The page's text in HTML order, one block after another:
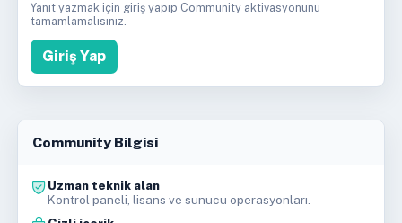
Yanıt yazmak için giriş yapıp Community aktivasyonunu
tamamlamalısınız.
Giriş Yap
Community Bilgisi
Uzman teknik alan
Kontrol paneli, lisans ve sunucu operasyonları.